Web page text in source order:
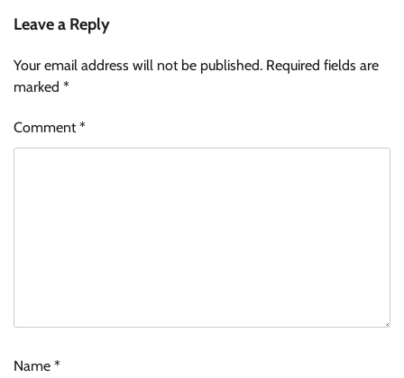
Leave a Reply
Your email address will not be published. Required fields are
marked *
Comment*
Name *